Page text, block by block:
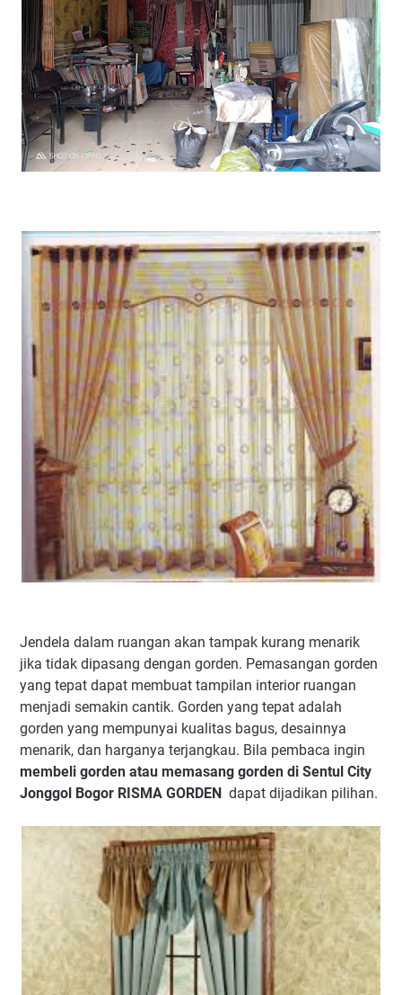
Jendela dalam ruangan akan tampak kurang menarik
jika tidak dipasang dengan gorden. Pemasangan gorden
yang tepat dapat membuat tampilan interior ruangan
menjadi semakin cantik. Gorden yang tepat adalah
gorden yang mempunyai kualitas bagus, desainnya
menarik, dan harganya terjangkau. Bila pembaca ingin
membeli gorden atau memasang gorden di Sentul City
Jonggol Bogor RISMA GORDEN dapat dijadikan pilihan.